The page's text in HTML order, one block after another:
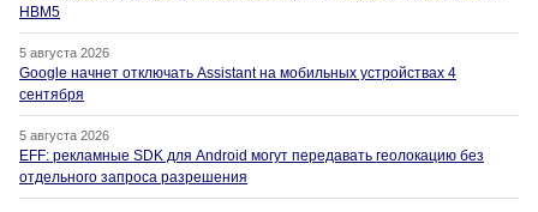
HBM5
5 августа 2026
Google начнет отключать Assistant на мобильных устройствах 4
сентября
5 августа 2026
EFF: рекламные SDK для Android могут передавать геолокацию без
отдельного запроса разрешения